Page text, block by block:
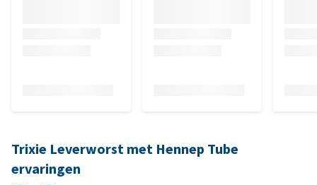
Trixie Leverworst met Hennep Tube
ervaringen